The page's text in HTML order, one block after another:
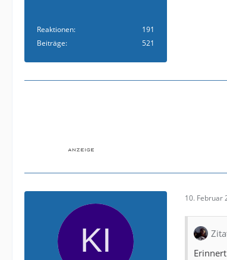
Reaktionen
191
Beiträge
521
10. Februar